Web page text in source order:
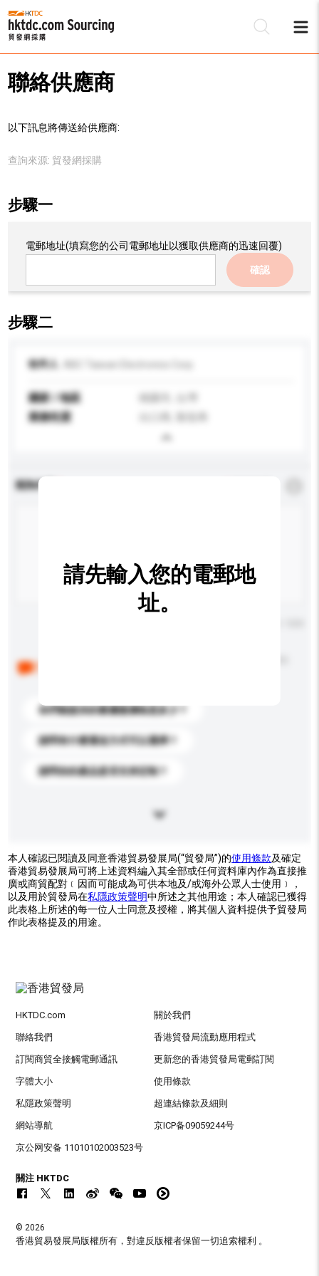
聯絡供應商
以下訊息將傳送給供應商:
查詢來源: 貿發網採購
步驟一
電郵地址(填寫您的公司電郵地址以獲取供應商的迅速回覆)
確認
步驟二
收件人
國家 / 地區
業務性質
查詢內容
你們能提供的最優惠價格是多少？
請問有什麼運送方式可以選擇？
請問你的產品是否支持定制？
請先輸入您的電郵地
址。
本人確認已閱讀及同意香港貿易發展局(“貿發局”)的使用條款及確定
香港貿易發展局可將上述資料編入其全部或任何資料庫內作為直接推
廣或商貿配對﹝因而可能成為可供本地及/或海外公眾人士使用﹞，
以及用於貿發局在私隱政策聲明中所述之其他用途；本人確認已獲得
此表格上所述的每一位人士同意及授權，將其個人資料提供予貿發局
作此表格提及的用途。
HKTDC.com 關於我們
聯絡我們 香港貿發局流動應用程式
訂閱商貿全接觸電郵通訊 更新您的香港貿發局電郵訂閱
字體大小 使用條款
私隱政策聲明 超連結條款及細則
網站導航 京ICP备09059244号
京公网安备 11010102003523号
關注 HKTDC
© 2026
香港貿易發展局版權所有，對違反版權者保留一切追索權利 。